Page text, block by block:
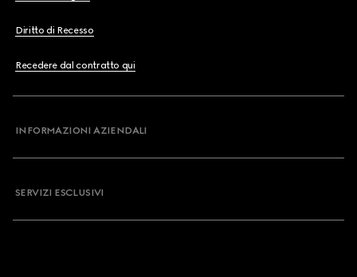
Diritto di Recesso
Recedere dal contratto qui
INFORMAZIONI AZIENDALI
SERVIZI ESCLUSIVI